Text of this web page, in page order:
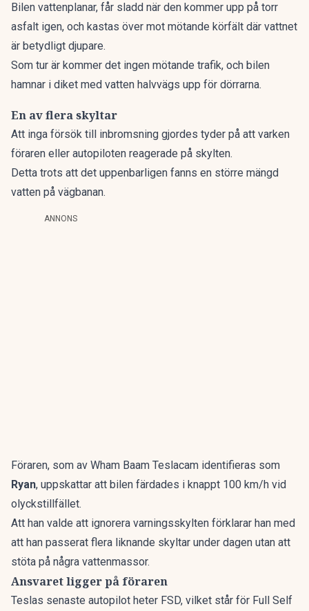
Bilen vattenplanar, får sladd när den kommer upp på torr
asfalt igen, och kastas över mot mötande körfält där vattnet
är betydligt djupare.
Som tur är kommer det ingen mötande trafik, och bilen
hamnar i diket med vatten halvvägs upp för dörrarna.
En av flera skyltar
Att inga försök till inbromsning gjordes tyder på att varken
föraren eller autopiloten reagerade på skylten.
Detta trots att det uppenbarligen fanns en större mängd
vatten på vägbanan.
ANNONS
Föraren, som av Wham Baam Teslacam identifieras som
Ryan, uppskattar att bilen färdades i knappt 100 km/h vid
olyckstillfället.
Att han valde att ignorera varningsskylten förklarar han med
att han passerat flera liknande skyltar under dagen utan att
stöta på några vattenmassor.
Ansvaret ligger på föraren
Teslas senaste autopilot heter FSD, vilket står för Full Self